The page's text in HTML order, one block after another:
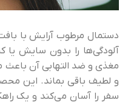
دستمال مرطوب آرایش با
آلودگی‌ها را بدون سایش
مغذی و ضد التهابی آن باعث
و لطیف باقی بماند. این
سفر را آسان می‌کند و یک